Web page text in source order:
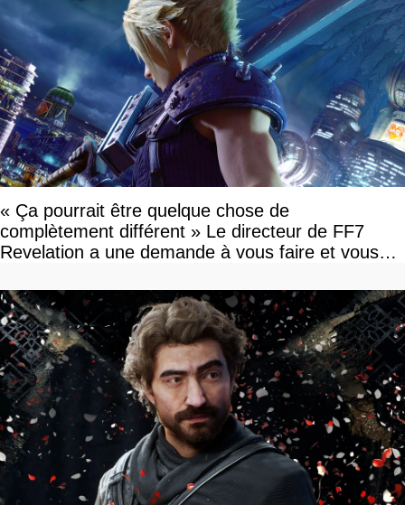
« Ça pourrait être quelque chose de
complètement différent » Le directeur de FF7
Revelation a une demande à vous faire et vous